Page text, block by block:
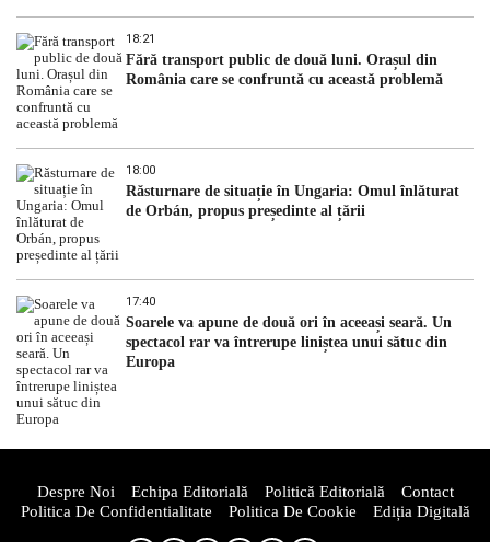
18:21
Fără transport public de două luni. Orașul din
România care se confruntă cu această problemă
18:00
Răsturnare de situație în Ungaria: Omul înlăturat
de Orbán, propus președinte al țării
17:40
Soarele va apune de două ori în aceeași seară. Un
spectacol rar va întrerupe liniștea unui sătuc din
Europa
Despre Noi Echipa Editorială Politică Editorială
Contact
Politica De Confidentialitate
Politica De Cookie Ediția Digitală